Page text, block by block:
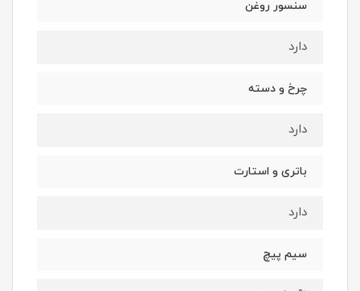
سنسور روغن
دارد
چرخ و دسته
دارد
باتری و استارت
دارد
سیم پیچ